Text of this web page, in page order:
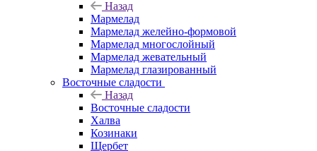
Назад
Мармелад
Мармелад желейно-формовой
Мармелад многослойный
Мармелад жевательный
Мармелад глазированный
Восточные сладости
Назад
Восточные сладости
Халва
Козинаки
Щербет